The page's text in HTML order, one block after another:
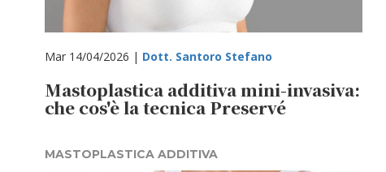
Mar 14/04/2026 | Dott. Santoro Stefano
Mastoplastica additiva mini-invasiva:
che cos'è la tecnica Preservé
MASTOPLASTICA ADDITIVA